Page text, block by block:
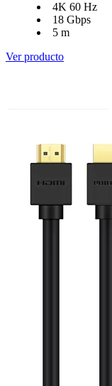
4K 60 Hz
18 Gbps
5 m
Ver producto